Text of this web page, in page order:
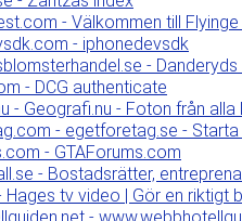
- Välkommen till
- iphonedevsdk
-
- DCG authenticate
- Geografi.nu - Foton från alla
- egetforetag.se -
- GTAForums.com
- Bostadsrätter,
Hages tv video | Gör en riktigt